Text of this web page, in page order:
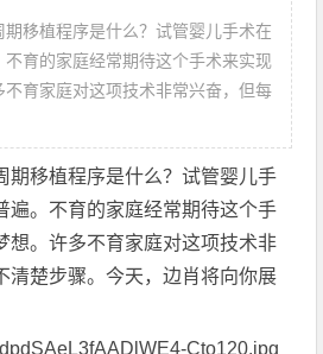
移植程序是什么？试管婴儿手术在
不育的家庭经常期待这个手术来实现
育家庭对这项技术非常兴奋，但每
期移植程序是什么？试管婴儿手
遍。不育的家庭经常期待这个手
想。许多不育家庭对这项技术非
清楚步骤。今天，边肖将向你展